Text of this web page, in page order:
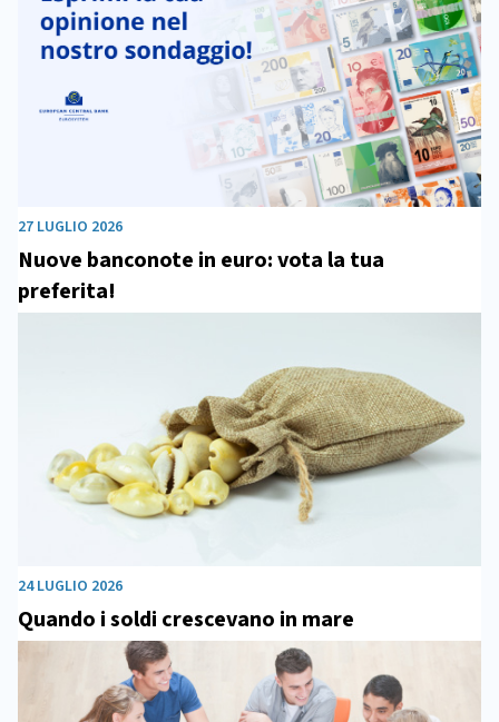
27 LUGLIO 2026
Nuove banconote in euro: vota la tua
preferita!
24 LUGLIO 2026
Quando i soldi crescevano in mare